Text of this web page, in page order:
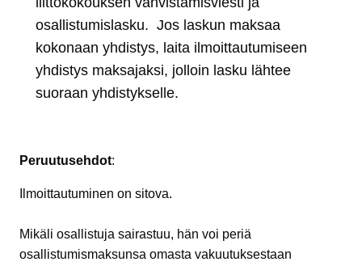
osallistumislasku. Jos laskun maksaa
kokonaan yhdistys, laita ilmoittautumiseen
yhdistys maksajaksi, jolloin lasku lähtee
suoraan yhdistykselle.
Peruutusehdot:
Ilmoittautuminen on sitova.
Mikäli osallistuja sairastuu, hän voi periä
osallistumismaksunsa omasta vakuutuksestaan